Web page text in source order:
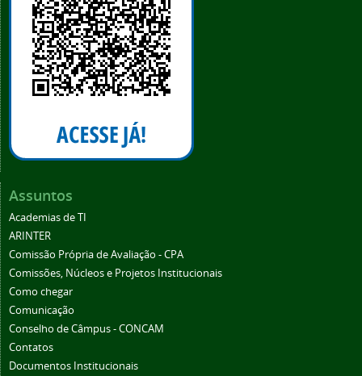
Assuntos
Academias de TI
ARINTER
Comissão Própria de Avaliação - CPA
Comissões, Núcleos e Projetos Institucionais
Como chegar
Comunicação
Conselho de Câmpus - CONCAM
Contatos
Documentos Institucionais